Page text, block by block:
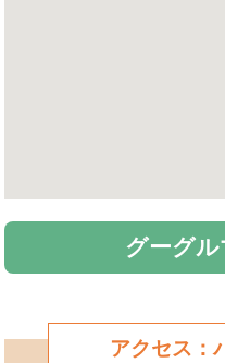
グーグ
アクセス：